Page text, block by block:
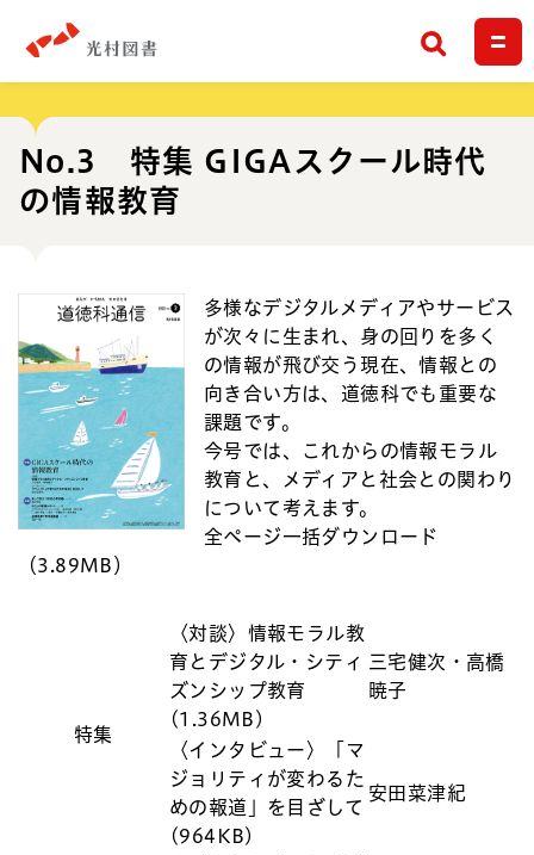
検索
No.3 特集 GIGAスクール時代
の情報教育
多様なデジタルメディアやサービス
が次々に生まれ、身の回りを多く
の情報が飛び交う現在、情報との
向き合い方は、道徳科でも重要な
課題です。
今号では、これからの情報モラル
教育と、メディアと社会との関わり
について考えます。
全ページ一括ダウンロード
（3.89MB）
特集
〈対談〉情報モラル教
育とデジタル・シティ
ズンシップ教育
(1.36MB)
三宅健次・高橋
暁子
〈インタビュー〉「マ
ジョリティが変わるた
めの報道」を目ざして
(964KB)
安田菜津紀